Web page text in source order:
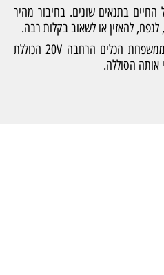
בתנאים שונים. בחיבור מהיר
הסוללות והמטענים הנם חלק ממשפחת הכלים הרחבה 20V הכוללת
אותה הסוללה.